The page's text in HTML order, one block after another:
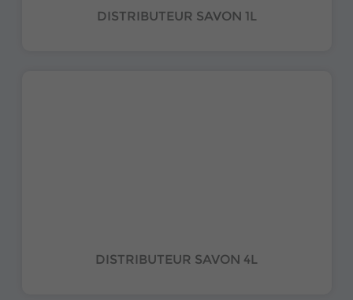
DISTRIBUTEUR SAVON 1L
DISTRIBUTEUR SAVON 4L